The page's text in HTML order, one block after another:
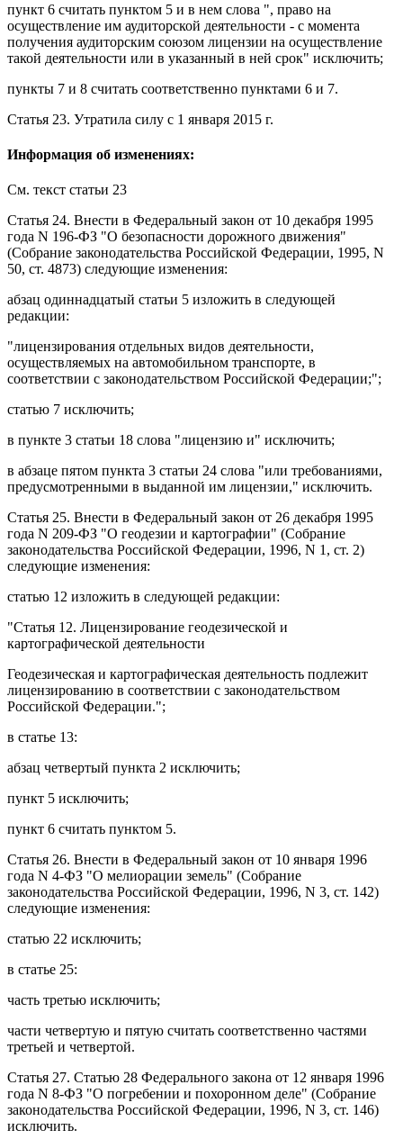
пункт 6 считать пунктом 5 и в нем слова ", право на
осуществление им аудиторской деятельности - с момента
получения аудиторским союзом лицензии на осуществление
такой деятельности или в указанный в ней срок" исключить;
пункты 7 и 8 считать соответственно пунктами 6 и 7.
Статья 23. Утратила силу с 1 января 2015 г.
Информация об изменениях:
См. текст статьи 23
Статья 24. Внести в Федеральный закон от 10 декабря 1995
года N 196-ФЗ "О безопасности дорожного движения"
(Собрание законодательства Российской Федерации, 1995, N
50, ст. 4873) следующие изменения:
абзац одиннадцатый статьи 5 изложить в следующей
редакции:
"лицензирования отдельных видов деятельности,
осуществляемых на автомобильном транспорте, в
соответствии с законодательством Российской Федерации;";
статью 7 исключить;
в пункте 3 статьи 18 слова "лицензию и" исключить;
в абзаце пятом пункта 3 статьи 24 слова "или требованиями,
предусмотренными в выданной им лицензии," исключить.
Статья 25. Внести в Федеральный закон от 26 декабря 1995
года N 209-ФЗ "О геодезии и картографии" (Собрание
законодательства Российской Федерации, 1996, N 1, ст. 2)
следующие изменения:
статью 12 изложить в следующей редакции:
"Статья 12. Лицензирование геодезической и
картографической деятельности
Геодезическая и картографическая деятельность подлежит
лицензированию в соответствии с законодательством
Российской Федерации.";
в статье 13:
абзац четвертый пункта 2 исключить;
пункт 5 исключить;
пункт 6 считать пунктом 5.
Статья 26. Внести в Федеральный закон от 10 января 1996
года N 4-ФЗ "О мелиорации земель" (Собрание
законодательства Российской Федерации, 1996, N 3, ст. 142)
следующие изменения:
статью 22 исключить;
в статье 25:
часть третью исключить;
части четвертую и пятую считать соответственно частями
третьей и четвертой.
Статья 27. Статью 28 Федерального закона от 12 января 1996
года N 8-ФЗ "О погребении и похоронном деле" (Собрание
законодательства Российской Федерации, 1996, N 3, ст. 146)
исключить.